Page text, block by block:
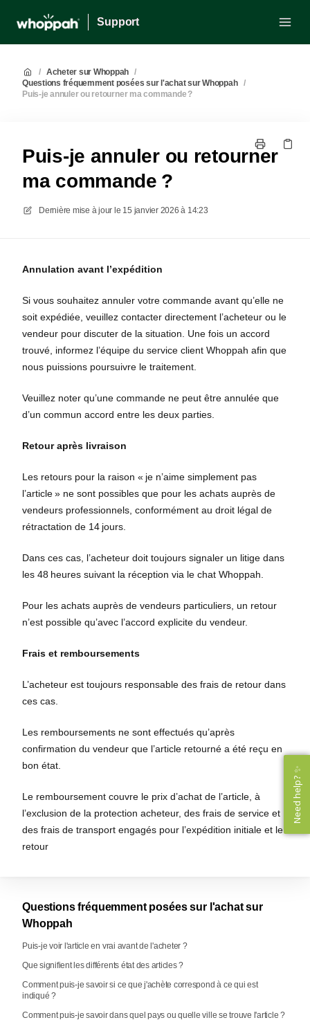
Support
/ Acheter sur Whoppah /
Questions fréquemment posées sur l'achat sur Whoppah
/
Puis‑je annuler ou retourner ma commande ?
Puis‑je annuler ou retourner
ma commande ?
Dernière mise à jour le 15 janvier 2026 à 14:23
Annulation avant l’expédition
Si vous souhaitez annuler votre commande avant qu’elle ne
soit expédiée, veuillez contacter directement l’acheteur ou le
vendeur pour discuter de la situation. Une fois un accord
trouvé, informez l’équipe du service client Whoppah afin que
nous puissions poursuivre le traitement.
Veuillez noter qu’une commande ne peut être annulée que
d’un commun accord entre les deux parties.
Retour après livraison
Les retours pour la raison « je n’aime simplement pas
l’article » ne sont possibles que pour les achats auprès de
vendeurs professionnels, conformément au droit légal de
rétractation de 14 jours.
Dans ces cas, l’acheteur doit toujours signaler un litige dans
les 48 heures suivant la réception via le chat Whoppah.
Pour les achats auprès de vendeurs particuliers, un retour
n’est possible qu’avec l’accord explicite du vendeur.
Frais et remboursements
L’acheteur est toujours responsable des frais de retour dans
ces cas.
Les remboursements ne sont effectués qu’après
confirmation du vendeur que l’article retourné a été reçu en
bon état.
Le remboursement couvre le prix d’achat de l’article, à
l’exclusion de la protection acheteur, des frais de service et
des frais de transport engagés pour l’expédition initiale et le
retour
Questions fréquemment posées sur l'achat sur
Whoppah
Puis-je voir l'article en vrai avant de l'acheter ?
Que signifient les différents état des articles ?
Comment puis-je savoir si ce que j'achète correspond à ce qui est
indiqué ?
Comment puis-je savoir dans quel pays ou quelle ville se trouve l'article ?
Need help? ✨
Need help? ✨